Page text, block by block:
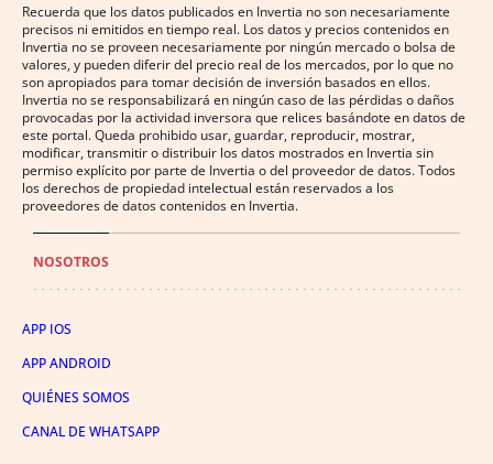
Recuerda que los datos publicados en Invertia no son necesariamente
precisos ni emitidos en tiempo real. Los datos y precios contenidos en
Invertia no se proveen necesariamente por ningún mercado o bolsa de
valores, y pueden diferir del precio real de los mercados, por lo que no
son apropiados para tomar decisión de inversión basados en ellos.
Invertia no se responsabilizará en ningún caso de las pérdidas o daños
provocadas por la actividad inversora que relices basándote en datos de
este portal. Queda prohibido usar, guardar, reproducir, mostrar,
modificar, transmitir o distribuir los datos mostrados en Invertia sin
permiso explícito por parte de Invertia o del proveedor de datos. Todos
los derechos de propiedad intelectual están reservados a los
proveedores de datos contenidos en Invertia.
NOSOTROS
APP IOS
APP ANDROID
QUIÉNES SOMOS
CANAL DE WHATSAPP